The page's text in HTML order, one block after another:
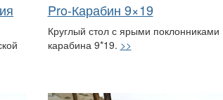
Pro-Карабин 9×19
Круглый стол с ярыми поклонниками
карабина 9*19. >>